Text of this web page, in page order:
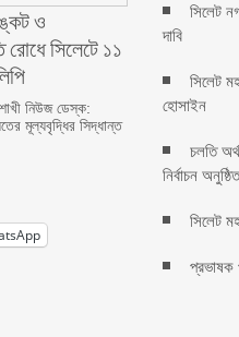
ও
রোধে সিলেটে ১১
নিউজ ডেস্ক:
মূল্যবৃদ্ধির সিদ্ধান্ত
সিলেট
দাবি
সিলেট
হোসাইন
চলতি
নির্বাচন
সিলেট
প্রভাষক